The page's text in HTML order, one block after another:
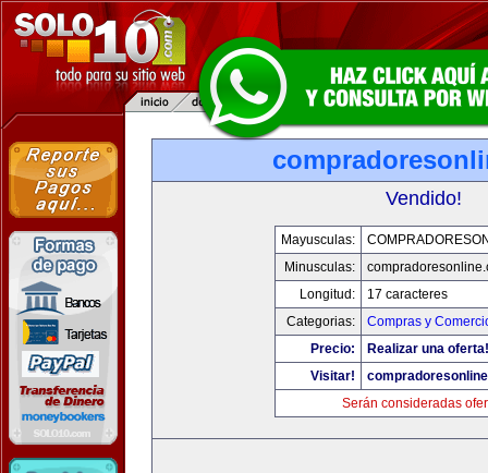
Vendido!
Mayusculas:
Minusculas:
Longitud:
17 caracteres
Categorias:
Compras y
Precio:
Realizar una oferta!
Visitar!
Serán consideradas